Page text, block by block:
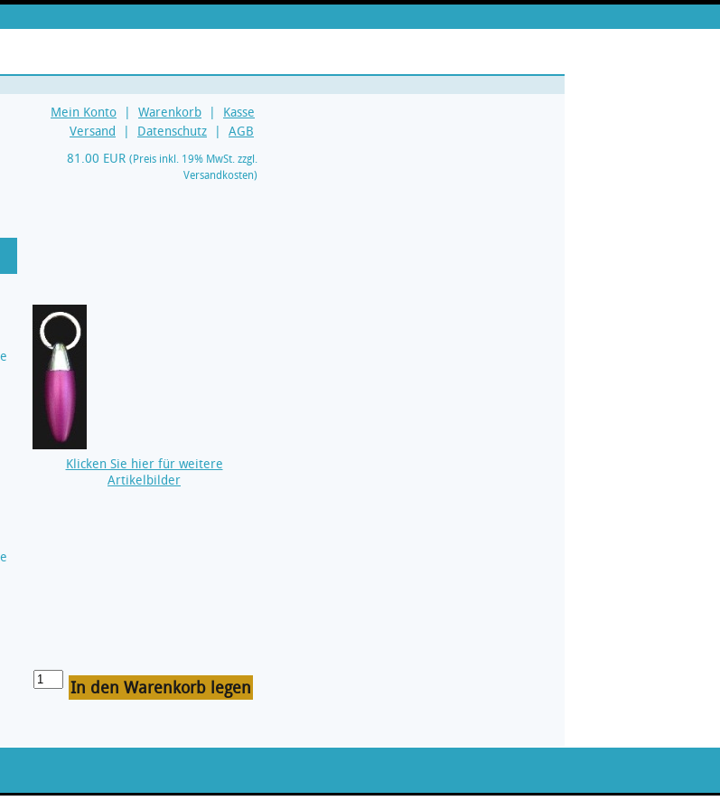
Mein Konto | Warenkorb |
Kasse
Versand | Datenschutz |
AGB
81.00 EUR (Preis inkl. 19% MwSt. zzgl.
Versandkosten)
Klicken Sie hier für weitere
Artikelbilder
In den Warenkorb legen